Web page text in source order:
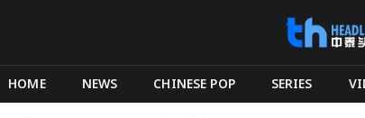
HOME NEWS CHINESE POP SERIES